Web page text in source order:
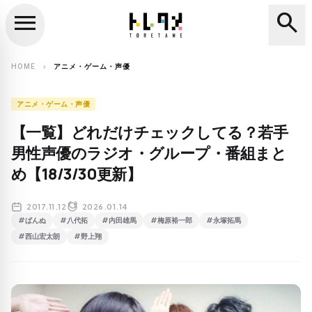
search
menu search
HOME chevron_right アニメ・ゲーム・声優
アニメ・ゲーム・声優
【一覧】どれだけチェックしてる？若手
男性声優のラジオ・グループ・番組まと
め【18/3/30更新】
2017.11.12 2026.01.14
#ぱんぬ #八代拓 #内田雄馬 #梅原裕一郎
#永塚拓馬
#西山宏太朗
#野上翔